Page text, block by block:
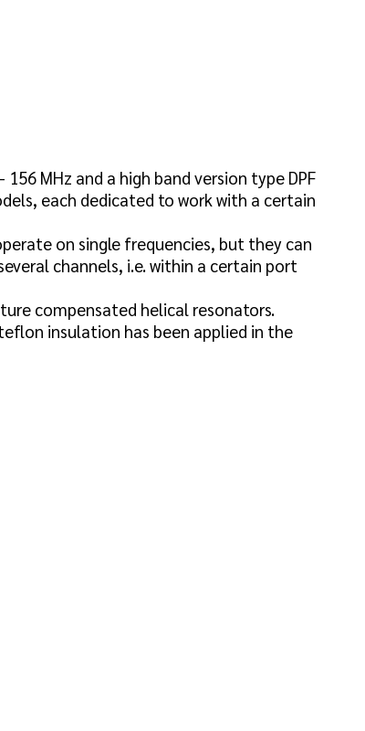
MHz and a high band version type DPF
each dedicated to work with a certain
on single frequencies, but they can
channels, i.e. within a certain port
compensated helical resonators.
insulation has been applied in the